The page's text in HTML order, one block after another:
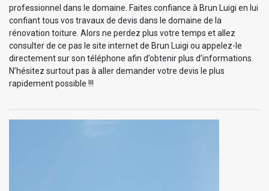
professionnel dans le domaine. Faites confiance à Brun Luigi en lui
confiant tous vos travaux de devis dans le domaine de la
rénovation toiture. Alors ne perdez plus votre temps et allez
consulter de ce pas le site internet de Brun Luigi ou appelez-le
directement sur son téléphone afin d’obtenir plus d’informations.
N’hésitez surtout pas à aller demander votre devis le plus
rapidement possible !!!